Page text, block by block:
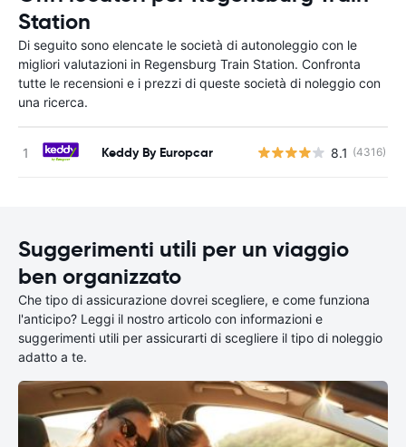
Station
Di seguito sono elencate le società di autonoleggio con le
migliori valutazioni in Regensburg Train Station. Confronta
tutte le recensioni e i prezzi di queste società di noleggio con
una ricerca.
Keddy By Europcar 8.1 (4316)
Suggerimenti utili per un viaggio
ben organizzato
Che tipo di assicurazione dovrei scegliere, e come funziona
l'anticipo? Leggi il nostro articolo con informazioni e
suggerimenti utili per assicurarti di scegliere il tipo di noleggio
adatto a te.